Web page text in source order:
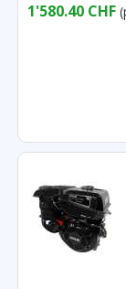
1'580.40 CHF